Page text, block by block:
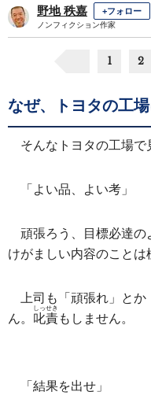
野地 秩嘉 +フォロー
ノンフィクション作家
1 2
なぜ、トヨタの工
そんなトヨタの工場で
「よい品、よい考」
頑張ろう、目標必達の
けがましい内容のことは
上司も「頑張れ」と
ん。 叱責
しっせき
もしません。
「結果を出せ」